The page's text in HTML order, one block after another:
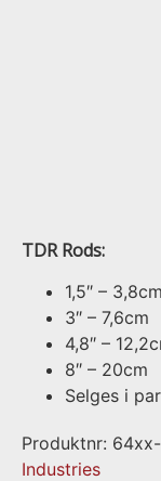
TDR Rods:
1,5″ – 3,8cm
3″ – 7,6cm
4,8″ –
8″ – 20cm
Selges i par
Produktnr:
Industries